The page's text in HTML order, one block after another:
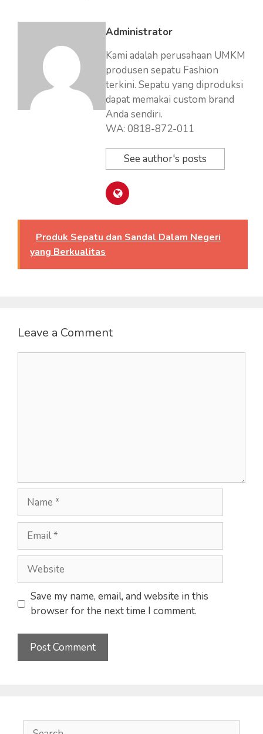
Administrator
Kami adalah perusahaan UMKM
produsen sepatu Fashion
terkini. Sepatu yang diproduksi
dapat memakai custom brand
Anda sendiri.
WA: 0818-872-011
See author's posts
Produk Sepatu dan Sandal Dalam Negeri
yang Berkualitas
Leave a Comment
Name
Email
Website
Save my name, email, and website in this
browser for the next time I comment.
Search